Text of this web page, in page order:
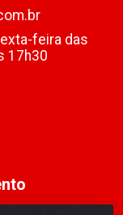
feira das
17h30